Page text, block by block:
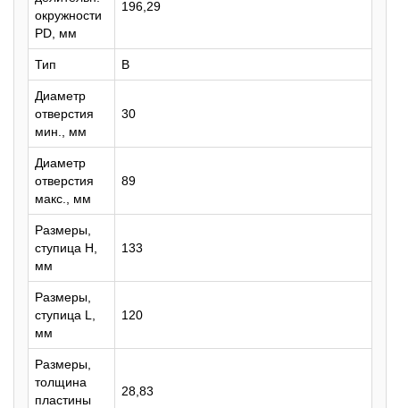
окружности
PD, мм
196,29
Тип B
Диаметр
отверстия
мин., мм
30
Диаметр
отверстия
макс., мм
89
Размеры,
ступица H,
мм
133
Размеры,
ступица L,
мм
120
Размеры,
толщина
пластины
28,83